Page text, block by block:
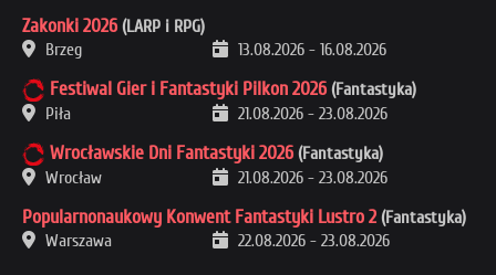
Zakonki 2026 (LARP i RPG)
Brzeg
13.08.2026 - 16.08.2026
Festiwal Gier i Fantastyki Pilkon 2026 (Fantastyka)
Piła
21.08.2026 - 23.08.2026
Wrocławskie Dni Fantastyki 2026 (Fantastyka)
Wrocław
21.08.2026 - 23.08.2026
Popularnonaukowy Konwent Fantastyki Lustro 2 (Fantastyka)
Warszawa
22.08.2026 - 23.08.2026